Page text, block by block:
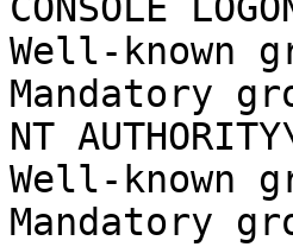
Well-known
Mandatory
NT
Well-known
Mandatory